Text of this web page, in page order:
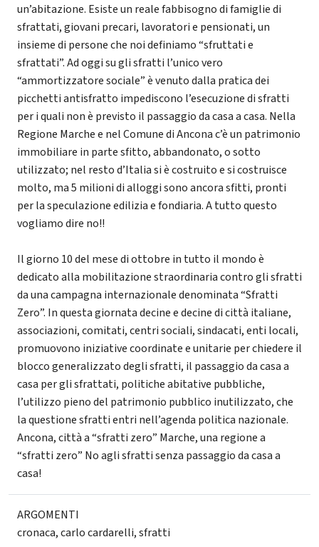
un’abitazione. Esiste un reale fabbisogno di famiglie di
sfrattati, giovani precari, lavoratori e pensionati, un
insieme di persone che noi definiamo “sfruttati e
sfrattati”. Ad oggi su gli sfratti l’unico vero
“ammortizzatore sociale” è venuto dalla pratica dei
picchetti antisfratto impediscono l’esecuzione di sfratti
per i quali non è previsto il passaggio da casa a casa. Nella
Regione Marche e nel Comune di Ancona c’è un patrimonio
immobiliare in parte sfitto, abbandonato, o sotto
utilizzato; nel resto d’Italia si è costruito e si costruisce
molto, ma 5 milioni di alloggi sono ancora sfitti, pronti
per la speculazione edilizia e fondiaria. A tutto questo
vogliamo dire no!!
Il giorno 10 del mese di ottobre in tutto il mondo è
dedicato alla mobilitazione straordinaria contro gli sfratti
da una campagna internazionale denominata “Sfratti
Zero”. In questa giornata decine e decine di città italiane,
associazioni, comitati, centri sociali, sindacati, enti locali,
promuovono iniziative coordinate e unitarie per chiedere il
blocco generalizzato degli sfratti, il passaggio da casa a
casa per gli sfrattati, politiche abitative pubbliche,
l’utilizzo pieno del patrimonio pubblico inutilizzato, che
la questione sfratti entri nell’agenda politica nazionale.
Ancona, città a “sfratti zero” Marche, una regione a
“sfratti zero” No agli sfratti senza passaggio da casa a
casa!
ARGOMENTI
cronaca,carlo cardarelli,sfratti